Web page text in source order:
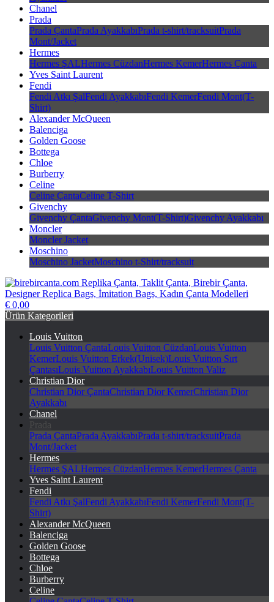
Chanel
Prada
Prada ÇantaPrada AyakkabıPrada t-shirt/tracksuitPrada
Mont/Jacket
Hermes
Hermes ŞALHermes CüzdanHermes KemerHermes Çanta
Yves Saint Laurent
Fendi
Fendi Atkı ŞalFendi AyakkabıFendi KemerFendi Mont(T-
Shirt)
Alexander McQueen
Balenciga
Golden Goose
Bottega
Chloe
Burberry
Celine
Celine ÇantaCeline T-Shirt
Givenchy
Givenchy ÇantaGivenchy Mont(T-Shirt)Givenchy Ayakkabı
Moncler
Moncler Jacket
Moschino
Moschino JacketMoschino t-Shirt/tracksuit
birebircanta.com Replika Çanta, Taklit Çanta, Birebir Çanta,
€ 0,00
Ürün Kategorileri
Louis Vuitton
Louis Vuitton ÇantaLouis Vuitton CüzdanLouis Vuitton
KemerLouis Vuitton Erkek(Unisek)Louis Vuitton Sırt
ÇantasıLouis Vuitton AyakkabıLouis Vuitton Valiz
Christian Dior
Christian Dior ÇantaChristian Dior KemerChristian Dior
Ayakkabı
Chanel
Prada
Prada ÇantaPrada AyakkabıPrada t-shirt/tracksuitPrada
Mont/Jacket
Hermes
Hermes ŞALHermes CüzdanHermes KemerHermes Çanta
Yves Saint Laurent
Fendi
Fendi Atkı ŞalFendi AyakkabıFendi KemerFendi Mont(T-
Shirt)
Alexander McQueen
Balenciga
Golden Goose
Bottega
Chloe
Burberry
Celine